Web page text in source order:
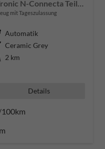
mit Tageszulassung
Automatik
Ceramic Grey
2 km
Details